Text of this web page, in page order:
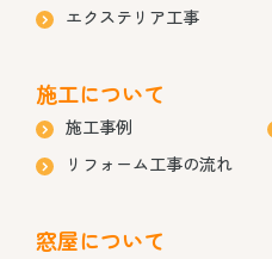
エクステリア工事
施工について
施工事例
リフォーム工事の流れ
窓屋について